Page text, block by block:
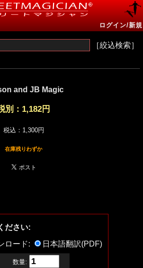
ログイン/新規
［絞込検索］
and JB Magic
別： 1,182円
税込：1,300円
在庫残りわずか
ださい:
ロード:
日本語翻訳(PDF)
数量: